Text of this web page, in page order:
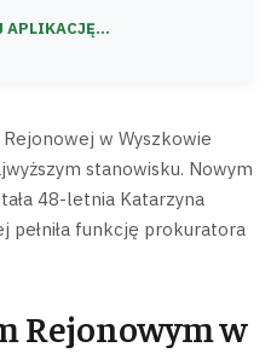
APLIKACJĘ...
w Wyszkowie
stanowisku. Nowym
48-letnia Katarzyna
pełniła funkcję prokuratora
Rejonowym w